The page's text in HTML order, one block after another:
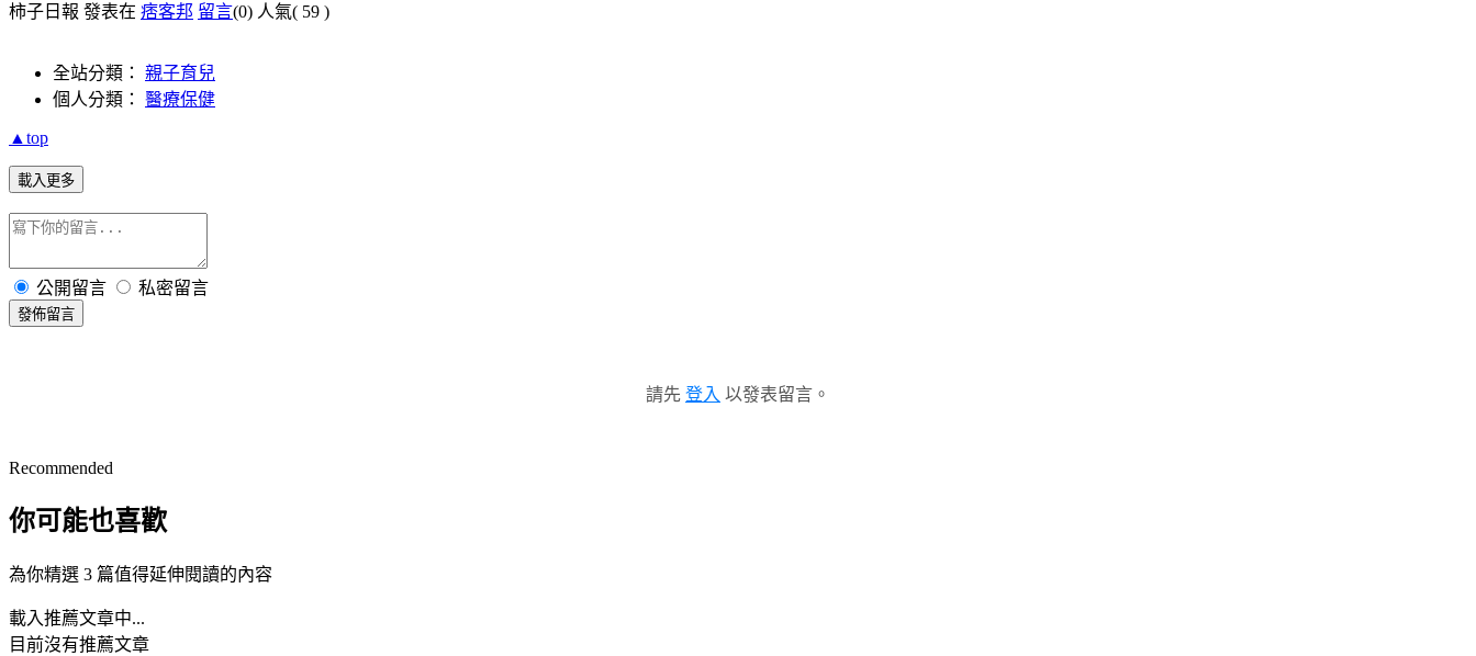
柿子日報 發表在 痞客邦 留言(0) 人氣( 59 )
全站分類： 親子育兒
個人分類： 醫療保健
▲top
載入更多
公開留言 私密留言
發佈留言
請先 登入 以發表留言。
Recommended
你可能也喜歡
為你精選 3 篇值得延伸閱讀的內容
載入推薦文章中...
目前沒有推薦文章